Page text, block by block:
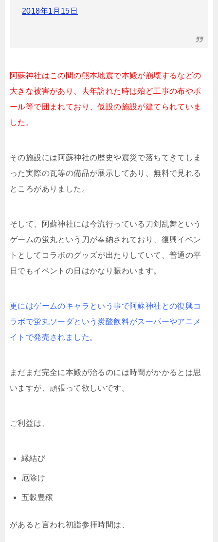
2018年1月15日
阿蘇神社はこの間の熊本地震で本殿が崩壊するなどの
大きな被害があり、去年訪れた時は殆ど工事の布やポ
ール等で囲まれており、仮設の施設が建てられていま
した。
その施設には阿蘇神社の歴史や震災で落ちてきてしま
った実際の瓦等の備品が展示してあり、無料で見れる
ところがありました。
そして、阿蘇神社には今流行っている刀剣乱舞という
ゲームの蛍丸という刀が奉納されており、復興イベン
トとしてコラボのグッズが出たりしていて、普通の平
日でもイベントの日はかなり賑わいます。
更にはゲームのキャラという事で阿蘇神社との復興コ
ラボで蛍丸ソーダという炭酸飲料がスーパーやアニメ
イトで発売されました。
まだまだ完全に本殿が治るのには時間がかかるとは思
いますが、頑張って欲しいです。
ご利益は、
縁結び
厄除け
五穀豊穣
があると言われ初詣参拝時間は、